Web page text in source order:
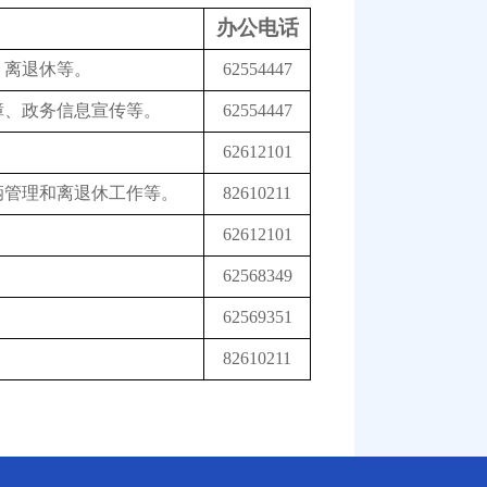
办公电话
退休等。 62554447
政务信息宣传等。 62554447
62612101
理和离退休工作等。 82610211
62612101
62568349
62569351
82610211